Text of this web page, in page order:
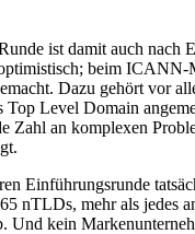
ist damit auch
beim
Dazu gehört vor
Level Domain
Zahl an komplexen
Einführungsrunde
nTLDs, mehr als jedes
Und kein